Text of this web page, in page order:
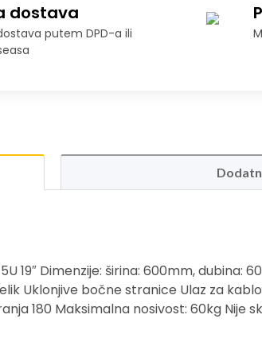
dostava
putem DPD-a ili
19″ Dimenzije: širina: 600mm, dubina:
Uklonjive bočne stranice Ulaz za
180 Maksimalna nosivost: 60kg Nije